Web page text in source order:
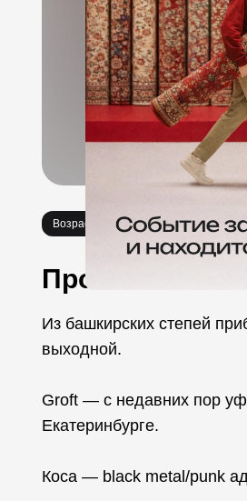
Возраст 18+ Концерты
Про событие
Из башкирских степей
выходной.
Groft — с недавних пор
Екатеринбурге.
Коса — black metal/punk